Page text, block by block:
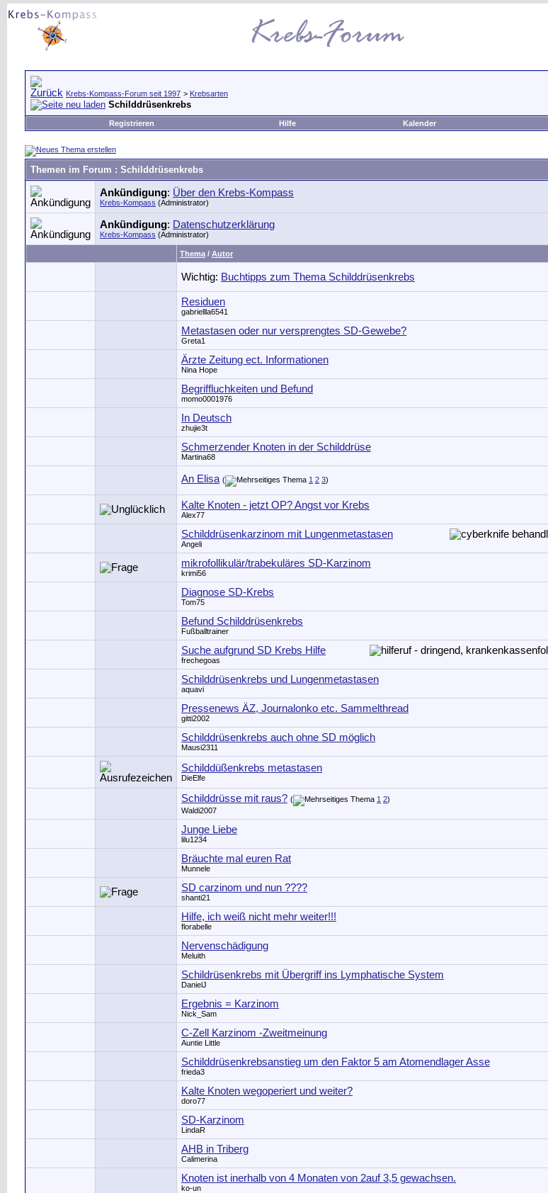
Krebs-Kompass-Forum seit 1997 > Krebsarten
Schilddrüsenkrebs
Registrieren Hilfe Kalender
Themen im Forum : Schilddrüsenkrebs
Ankündigung: Über den Krebs-Kompass
Krebs-Kompass (Administrator)
Ankündigung: Datenschutzerklärung
Krebs-Kompass (Administrator)
Thema / Autor
Wichtig: Buchtipps zum Thema Schilddrüsenkrebs
Residuen
gabriellla6541
Metastasen oder nur versprengtes SD-Gewebe?
Greta1
Ärzte Zeitung ect. Informationen
Nina Hope
Begriffluchkeiten und Befund
momo0001976
In Deutsch
zhujie3t
Schmerzender Knoten in der Schilddrüse
Martina68
An Elisa ( 1 2 3)
Kalte Knoten - jetzt OP? Angst vor Krebs
Alex77
Schilddrüsenkarzinom mit Lungenmetastasen
Angeli
mikrofollikulär/trabekuläres SD-Karzinom
krimi56
Diagnose SD-Krebs
Tom75
Befund Schilddrüsenkrebs
Fußballtrainer
Suche aufgrund SD Krebs Hilfe
frechegoas
Schilddrüsenkrebs und Lungenmetastasen
aquavi
Pressenews ÄZ, Journalonko etc. Sammelthread
gitti2002
Schilddrüsenkrebs auch ohne SD möglich
Mausi2311
Schilddüßenkrebs metastasen
DieElfe
Schilddrüsse mit raus? ( 1 2)
Waldi2007
Junge Liebe
lilu1234
Bräuchte mal euren Rat
Munnele
SD carzinom und nun ????
shanti21
Hilfe, ich weiß nicht mehr weiter!!!
florabelle
Nervenschädigung
Meluith
Schildrüsenkrebs mit Übergriff ins Lymphatische System
DanielJ
Ergebnis = Karzinom
Nick_Sam
C-Zell Karzinom -Zweitmeinung
Auntie Little
Schilddrüsenkrebsanstieg um den Faktor 5 am Atomendlager Asse
frieda3
Kalte Knoten wegoperiert und weiter?
doro77
SD-Karzinom
LindaR
AHB in Triberg
Calimerina
Knoten ist inerhalb von 4 Monaten von 2auf 3,5 gewachsen.
ko-un